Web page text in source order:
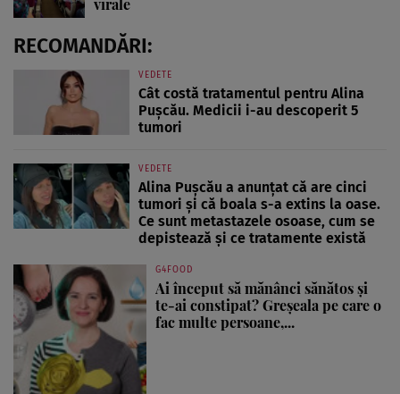
RECOMANDĂRI:
VEDETE
Cât costă tratamentul pentru Alina
Pușcău. Medicii i-au descoperit 5
tumori
VEDETE
Alina Pușcău a anunțat că are cinci
tumori și că boala s-a extins la oase.
Ce sunt metastazele osoase, cum se
depistează și ce tratamente există
G4FOOD
Ai început să mănânci sănătos și
te-ai constipat? Greșeala pe care o
fac multe persoane,...